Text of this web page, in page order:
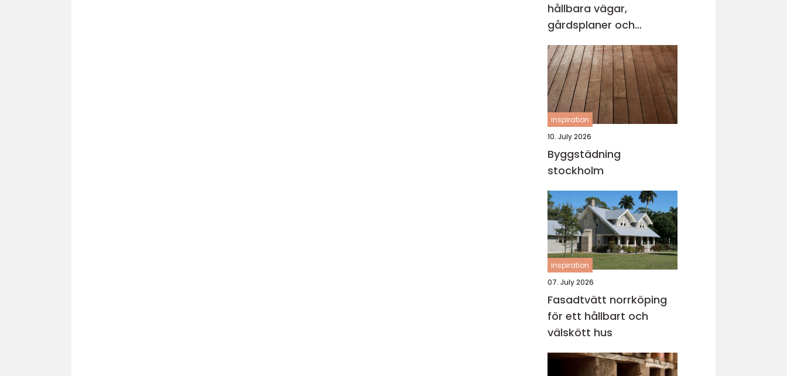
hållbara vägar,
gårdsplaner och
byggprojekt
inspiration
10. July 2026
Byggstädning
stockholm
inspiration
07. July 2026
Fasadtvätt norrköping
för ett hållbart och
välskött hus